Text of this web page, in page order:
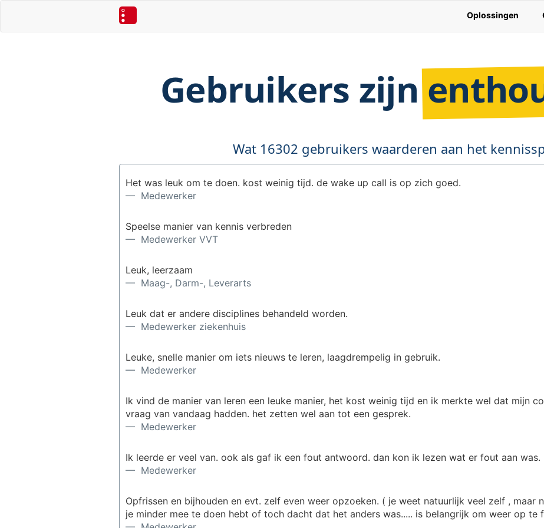
Oplossingen
Gebruikers zijn
Wat 16302 gebruikers waarderen aan het
Het was leuk om te doen. kost weinig tijd. de wake up call is op zich goed.
— Medewerker
Speelse manier van kennis verbreden
— Medewerker VVT
Leuk, leerzaam
— Maag-, Darm-, Leverarts
Leuk dat er andere disciplines behandeld worden.
— Medewerker ziekenhuis
Leuke, snelle manier om iets nieuws te leren, laagdrempelig in gebruik.
— Medewerker
Ik vind de manier van leren een leuke manier, het kost weinig tijd en ik merkte wel dat mijn
vraag van vandaag hadden. het zetten wel aan tot een gesprek.
— Medewerker
Ik leerde er veel van. ook als gaf ik een fout antwoord. dan kon ik lezen wat er fout aan was.
— Medewerker
Opfrissen en bijhouden en evt. zelf even weer opzoeken. ( je weet natuurlijk veel zelf , maar
je minder mee te doen hebt of toch dacht dat het anders was..... is belangrijk om weer op te